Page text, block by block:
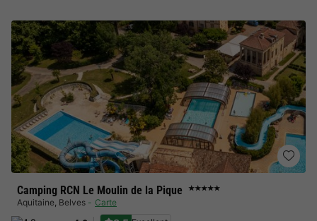
Camping RCN Le Moulin de la Pique ★★★★★
Aquitaine, Belves
Carte